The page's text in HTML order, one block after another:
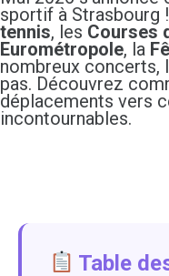
sportif à Strasbourg
tennis, les Courses
Eurométropole, la
nombreux concerts,
pas. Découvrez
déplacements vers
incontournables.
Table